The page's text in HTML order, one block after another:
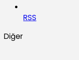
RSS
Diğer